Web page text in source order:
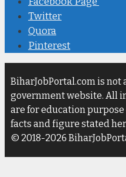
Twitter
Quora
Pinterest
BiharJobPortal.com is
government website. All
are for education purpose
facts and figure stated
© 2018-2026